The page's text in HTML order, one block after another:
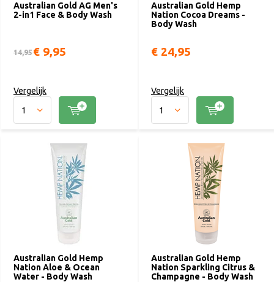
Australian Gold AG Men's
2-in1 Face & Body Wash
14,95€ 9,95
Vergelijk
Australian Gold Hemp
Nation Cocoa Dreams -
Body Wash
€ 24,95
Vergelijk
Australian Gold Hemp
Nation Aloe & Ocean
Water - Body Wash
Australian Gold Hemp
Nation Sparkling Citrus &
Champagne - Body Wash